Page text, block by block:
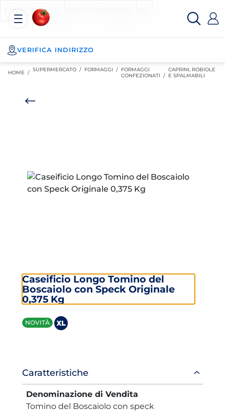
Posizionati sul contenuto principale
Posizionati sull'elenco categorie
I miei acquisti
Esselunga
Spesa
Online
VERIFICA INDIRIZZO
HOME / SUPERMERCATO / FORMAGGI / FORMAGGI
CONFEZIONATI /
CAPRINI, ROBIOLE
E SPALMABILI
Caseificio Longo Tomino del
Boscaiolo con Speck Originale
0,375 Kg
Informazioni
prodotto
Caratteristiche
Denominazione di Vendita
Tomino del Boscaiolo con speck